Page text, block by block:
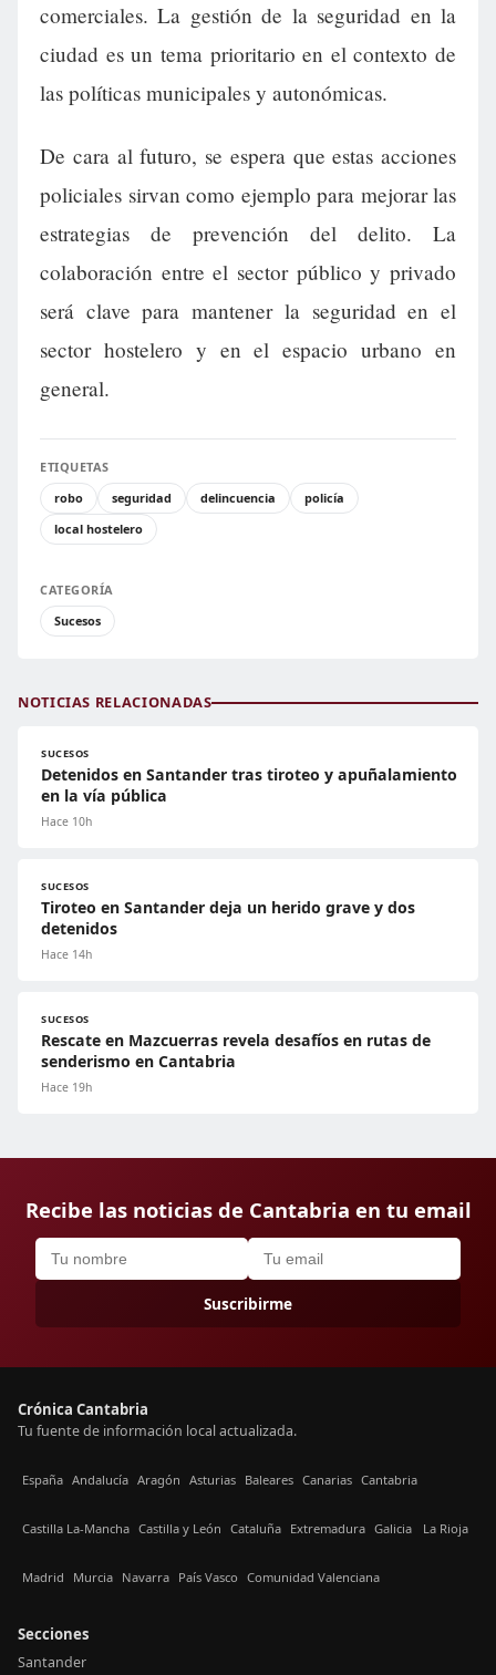
comerciales. La gestión de la seguridad en la
ciudad es un tema prioritario en el contexto de
las políticas municipales y autonómicas.
De cara al futuro, se espera que estas acciones
policiales sirvan como ejemplo para mejorar las
estrategias de prevención del delito. La
colaboración entre el sector público y privado
será clave para mantener la seguridad en el
sector hostelero y en el espacio urbano en
general.
ETIQUETAS
robo
seguridad delincuencia
policía
local hostelero
CATEGORÍA
Sucesos
NOTICIAS RELACIONADAS
SUCESOS
Detenidos en Santander tras tiroteo y apuñalamiento
en la vía pública
Hace 10h
SUCESOS
Tiroteo en Santander deja un herido grave y dos
detenidos
Hace 14h
SUCESOS
Rescate en Mazcuerras revela desafíos en rutas de
senderismo en Cantabria
Hace 19h
Recibe las noticias de Cantabria en tu email
Suscribirme
Crónica Cantabria
Tu fuente de información local actualizada.
España Andalucía Aragón Asturias Baleares Canarias Cantabria
Castilla La-Mancha Castilla y León Cataluña Extremadura Galicia La Rioja
Madrid Murcia Navarra País Vasco Comunidad Valenciana
Secciones
Santander